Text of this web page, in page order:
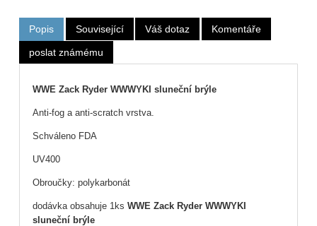
Popis Související Váš dotaz Komentáře
poslat známému
WWE Zack Ryder WWWYKI sluneční brýle
Anti-fog a anti-scratch vrstva.
Schváleno FDA
UV400
Obroučky: polykarbonát
dodávka obsahuje 1ksWWE Zack Ryder WWWYKI
sluneční brýle